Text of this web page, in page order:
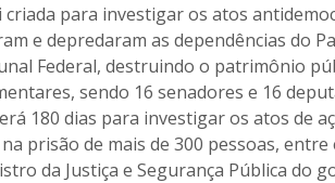
para investigar os atos
e depredaram as dependências do
Federal, destruindo o patrimônio
sendo 16 senadores e 16
180 dias para investigar os atos de
prisão de mais de 300 pessoas,
da Justiça e Segurança Pública do